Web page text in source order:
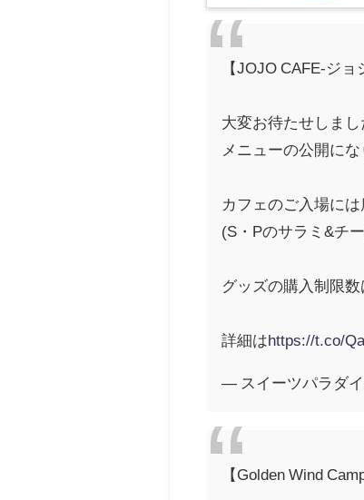
【JOJO CAFE-ジ
大変お待たせしまし
メニューの公開にな
カフェのご入場には
(S・Pのサラミ&チ
グッズの購入制限数
詳細はhttps://t.co/
— スイーツパラダ
【Golden Wind